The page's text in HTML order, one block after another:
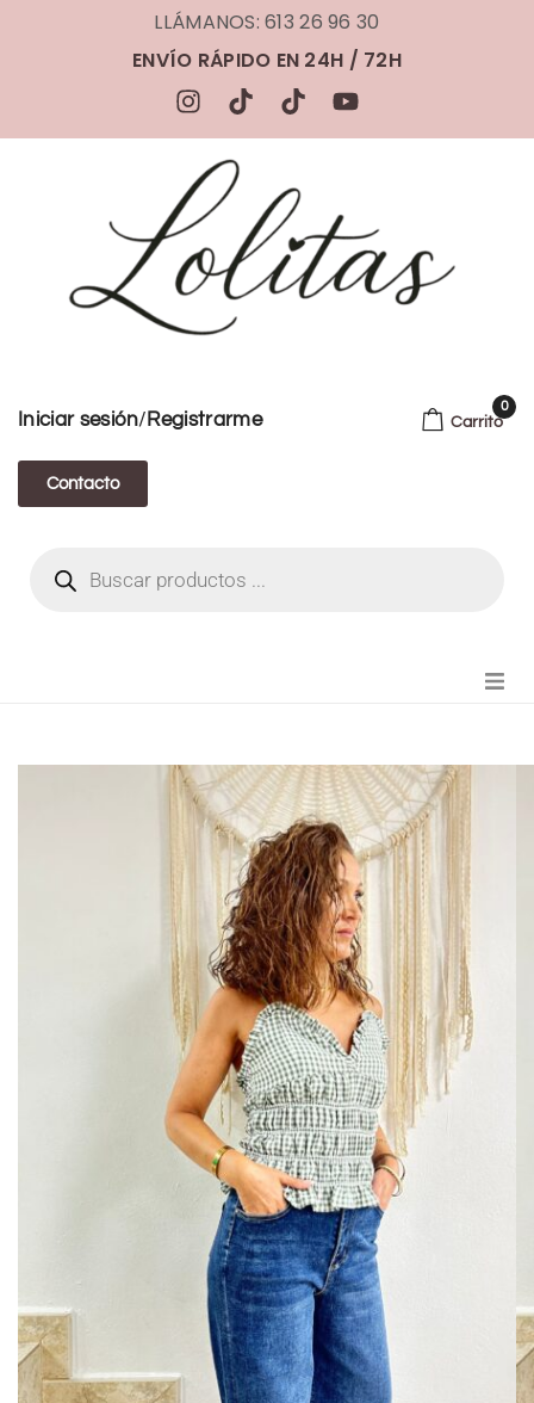
LLÁMANOS: 613 26 96 30
ENVÍO RÁPIDO EN 24H / 72H
Iniciar sesión/ Registrarme
Contacto
Carrito
0
FIANZA TIKTOK
MODA CHICA
BEAUTY
PERFUMES
BISUTERIA
BOLSOS Y MONEDEROS
CALZADO
COMPLEMENTOS
TECNOLOGIA